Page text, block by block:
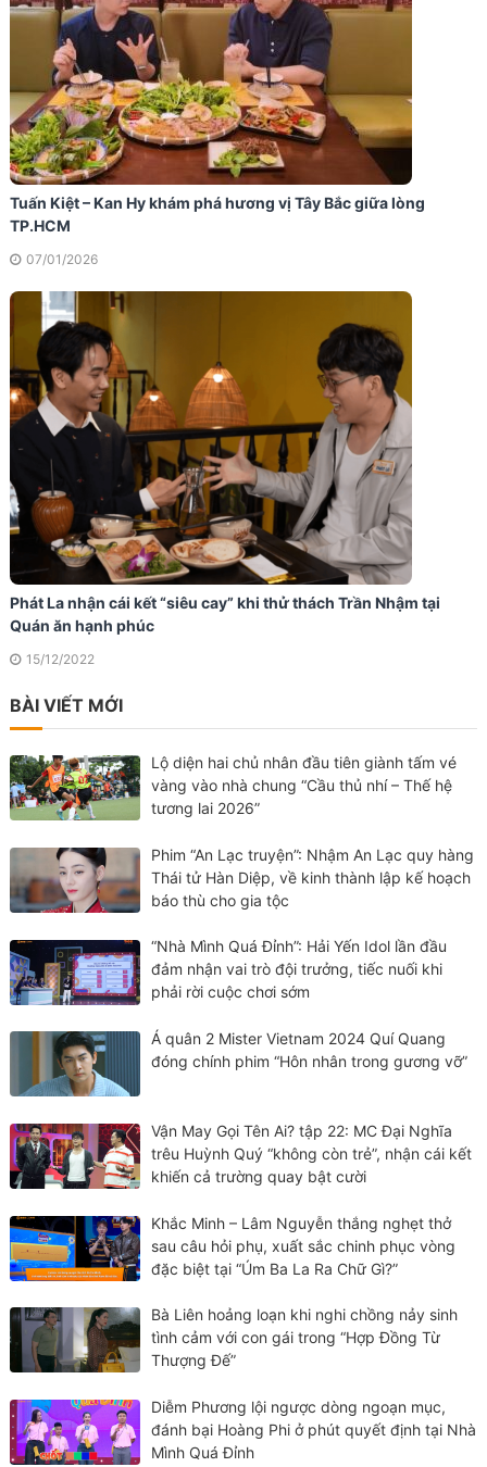
Tuấn Kiệt – Kan Hy khám phá hương vị Tây Bắc giữa lòng
TP.HCM
07/01/2026
Phát La nhận cái kết “siêu cay” khi thử thách Trần Nhậm tại
Quán ăn hạnh phúc
15/12/2022
BÀI VIẾT MỚI
Lộ diện hai chủ nhân đầu tiên giành tấm vé
vàng vào nhà chung “Cầu thủ nhí – Thế hệ
tương lai 2026”
Phim “An Lạc truyện”: Nhậm An Lạc quy hàng
Thái tử Hàn Diệp, về kinh thành lập kế hoạch
báo thù cho gia tộc
“Nhà Mình Quá Đỉnh”: Hải Yến Idol lần đầu
đảm nhận vai trò đội trưởng, tiếc nuối khi
phải rời cuộc chơi sớm
Á quân 2 Mister Vietnam 2024 Quí Quang
đóng chính phim “Hôn nhân trong gương vỡ”
Vận May Gọi Tên Ai? tập 22: MC Đại Nghĩa
trêu Huỳnh Quý “không còn trẻ”, nhận cái kết
khiến cả trường quay bật cười
Khắc Minh – Lâm Nguyễn thắng nghẹt thở
sau câu hỏi phụ, xuất sắc chinh phục vòng
đặc biệt tại “Úm Ba La Ra Chữ Gì?”
Bà Liên hoảng loạn khi nghi chồng nảy sinh
tình cảm với con gái trong “Hợp Đồng Từ
Thượng Đế”
Diễm Phương lội ngược dòng ngoạn mục,
đánh bại Hoàng Phi ở phút quyết định tại Nhà
Mình Quá Đỉnh